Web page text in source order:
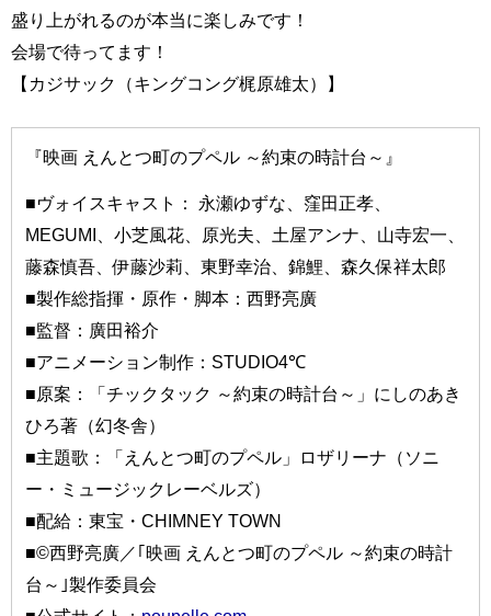
盛り上がれるのが本当に楽しみです！
会場で待ってます！
【カジサック（キングコング梶原雄太）】
『映画 えんとつ町のプペル ～約束の時計台～』
■ヴォイスキャスト： 永瀬ゆずな、窪田正孝、
MEGUMI、小芝風花、原光夫、土屋アンナ、山寺宏一、
藤森慎吾、伊藤沙莉、東野幸治、錦鯉、森久保祥太郎
■製作総指揮・原作・脚本：西野亮廣
■監督：廣田裕介
■アニメーション制作：STUDIO4℃
■原案：「チックタック ～約束の時計台～」にしのあき
ひろ著（幻冬舎）
■主題歌：「えんとつ町のプペル」ロザリーナ（ソニ
ー・ミュージックレーベルズ）
■配給：東宝・CHIMNEY TOWN
■©西野亮廣／｢映画 えんとつ町のプペル ～約束の時計
台～｣製作委員会